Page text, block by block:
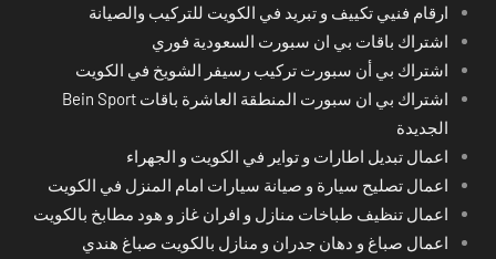
ارقام فنيي تكييف و تبريد في الكويت للتركيب والصيانة
اشتراك باقات بي ان سبورت السعودية فوري
اشتراك بي أن سبورت تركيب رسيفر الشويخ في الكويت
اشتراك بي ان سبورت المنطقة العاشرة باقات Bein Sport
الجديدة
اعمال تبديل اطارات و تواير في الكويت و الجهراء
اعمال تصليح سيارة و صيانة سيارات امام المنزل في الكويت
اعمال تنظيف طباخات منازل و افران غاز و هود مطابخ بالكويت
اعمال صباغ و دهان جدران و منازل بالكويت صباغ هندي